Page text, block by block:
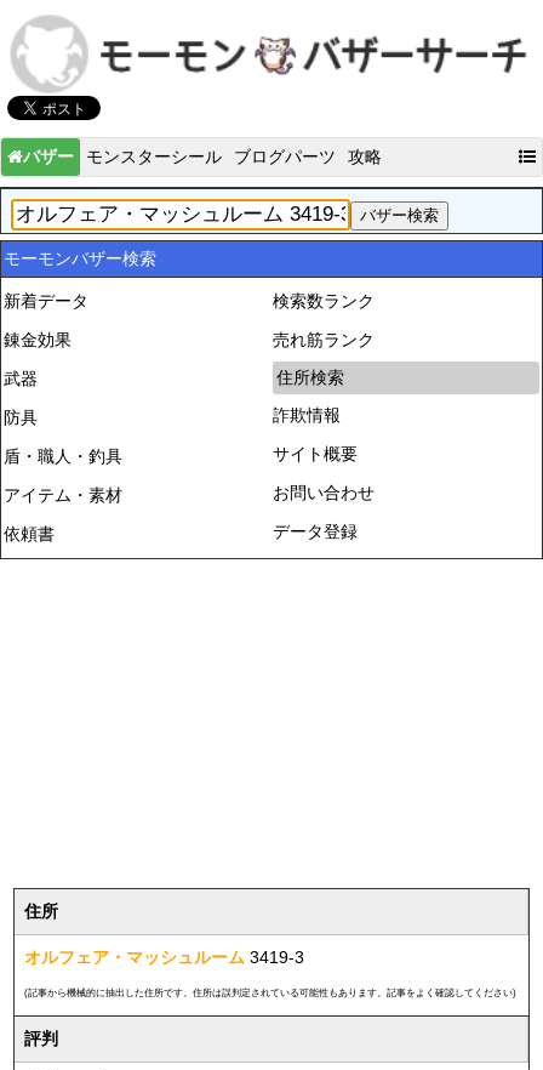
バザー モンスターシール ブログパーツ 攻略
モーモンバザー検索
新着データ
錬金効果
武器
防具
盾・職人・釣具
アイテム・素材
依頼書
検索数ランク
売れ筋ランク
住所検索
詐欺情報
サイト概要
お問い合わせ
データ登録
住所
オルフェア・マッシュルーム 3419-3
(記事から機械的に抽出した住所です。住所は誤判定されている可能性もあります。記事をよく確認してください)
評判